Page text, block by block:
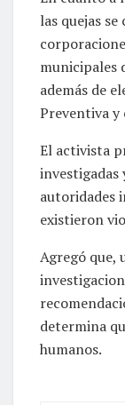
En cuanto a
las quejas
municipales
además de
Preventiva y
El activista
investigadas
autoridades
existieron
Agregó que,
determina
humanos.